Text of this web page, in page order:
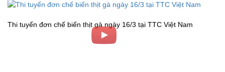
Thi tuyển đơn chế biến thịt gà ngày 16/3 tại TTC Việt Nam